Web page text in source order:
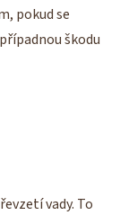
pokud se
škodu
vady. To